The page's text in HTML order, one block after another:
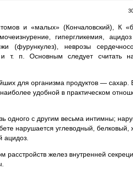
и «малых» (Кончаловский), К
гипергликемия,
неврозы
т. п. Основным следует считать
для организма продуктов —
удобной в практическом
одного с другим весьма интимны;
нарушается углеводный, белковый,
ацидоз.
желез внутренней